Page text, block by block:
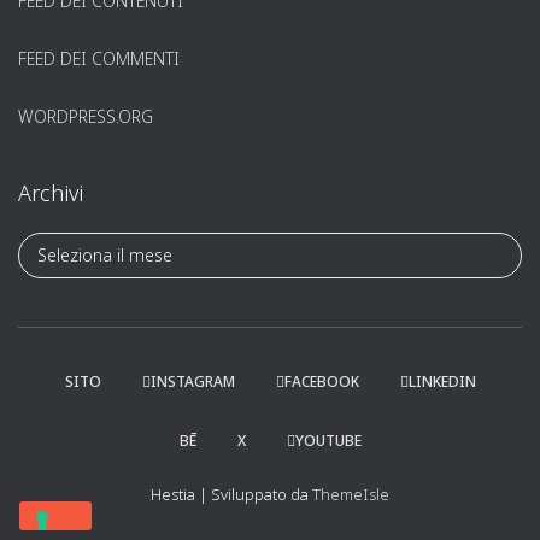
FEED DEI COMMENTI
WORDPRESS.ORG
Archivi
A
r
h
SITO INSTAGRAM FACEBOOK LINKEDIN
BĒ X YOUTUBE
Hestia | Sviluppato da ThemeIsle